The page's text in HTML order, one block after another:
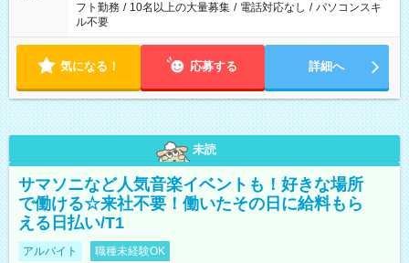
フト勤務 / 10名以上の大量募集 / 電話対応なし / パソコンスキ
ル不要
気になる！ 応募する 詳細へ
未読
サマソニなど人気音楽イベントも！好きな場所
で働ける☆来社不要！働いたその日に給料もら
える日払い/T1
アルバイト 職種未経験OK